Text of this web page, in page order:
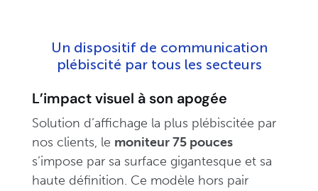
Un dispositif de communication
plébiscité par tous les secteurs
L’impact visuel à son apogée
Solution d’affichage la plus plébiscitée par
nos clients, le moniteur 75 pouces
s’impose par sa surface gigantesque et sa
haute définition. Ce modèle hors pair